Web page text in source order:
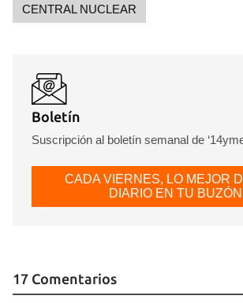
CENTRAL NUCLEAR
Boletín
Suscripción al boletín semanal de
CADA VIERNES, LO MEJOR
DIARIO EN TU
17 Comentarios